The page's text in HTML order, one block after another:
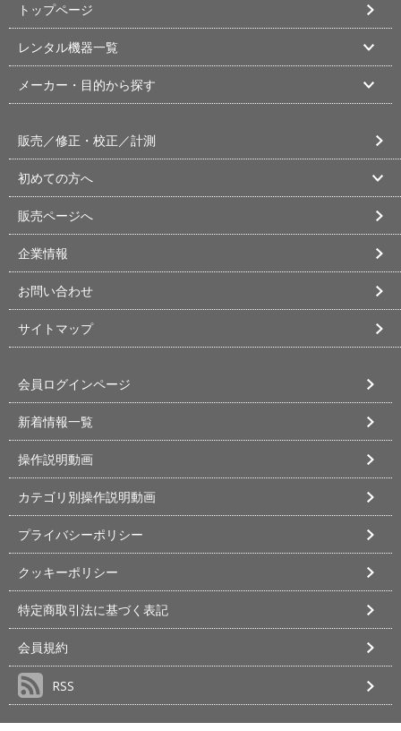
トップページ
レンタル機器一覧
メーカー・目的から探す
販売／修正・校正／計測
初めての方へ
販売ページへ
企業情報
お問い合わせ
サイトマップ
会員ログインページ
新着情報一覧
操作説明動画
カテゴリ別操作説明動画
プライバシーポリシー
クッキーポリシー
特定商取引法に基づく表記
会員規約
RSS